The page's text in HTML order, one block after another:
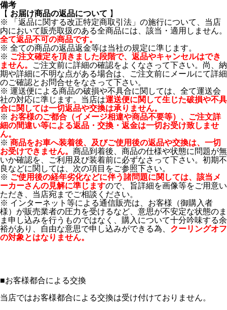
備考
【 お届け商品の返品について 】
※ 「返品に関する改正特定商取引法」の施行について、当店
内において販売取扱のある全商品には、該当・適用しません。
全て返品不可の商品です。
※ 全ての商品の返品返金等は当社の規定に準じます。
※ ご注文確定を頂きました段階で、返品やキャンセルはでき
ません。
ご注文前に詳細の確認をよくなさって下さい。尚、納
期や詳細に不明な点がある場合は、ご注文前にメールにて詳細
のご確認とお問合せをなさって下さい。
※ 運送便による商品の破損や不具合に関しては、全て運送会
社の対応に準じます。当店は運送便に関して生じた破損や不具
合に関しては一切返品や交換は承りません。
※ お客様のご都合（イメージ相違や商品不要等）、ご注文詳
細の間違い等による返品・交換・返金は一切お受け致しませ
ん。
※ 商品をお車へ装着後、及びご使用後の返品や交換は、一切
お受けできません。 商品到着後、商品の仕様や状態に問題が無
いか確認を、ご利用及び装着前に必ずなさって下さい。初期不
良などに関しては、次の項目をご参照下さい。
※ ご使用後の経年劣化などに伴う諸問題に関しては、該当メ
ーカーさんの見解に準じますので、旨詳細を画像等をご用意い
ただき、当店宛までご相談ください。
※ インターネット等による通信販売は、お客様（御購入者
様）が販売業者の圧力を受けるなど、意思が不安定な状態のま
ま申し込みを行うものではなく、購入について十分吟味する余
裕があり、自由な意思で申し込みができる為、 クーリングオフ
の対象とはなりません。
■お客様都合による交換
当店ではお客様都合による交換は受け付けておりません。